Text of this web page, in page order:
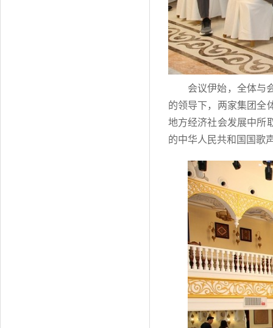
会议伊始，全体与
的领导下，两家集团全
地方经济社会发展中所
的中华人民共和国国歌